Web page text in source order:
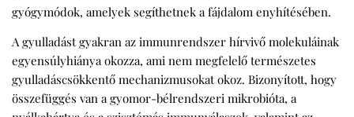
gyógymódok, amelyek segíthetnek a fájdalom enyhítésében.
A gyulladást gyakran az immunrendszer hírvivő molekuláinak
egyensúlyhiánya okozza, ami nem megfelelő természetes
gyulladáscsökkentő mechanizmusokat okoz. Bizonyított, hogy
összefüggés van a gyomor-bélrendszeri mikrobióta, a